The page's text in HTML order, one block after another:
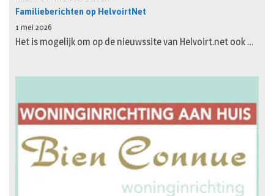
Familieberichten op HelvoirtNet
1 mei 2026
Het is mogelijk om op de nieuwssite van Helvoirt.net ook …